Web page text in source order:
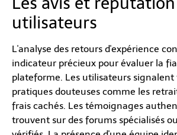
utilisateurs
L'analyse des retours d'expérience
indicateur précieux pour évaluer la
plateforme. Les utilisateurs
pratiques douteuses comme les
frais cachés. Les témoignages
trouvent sur des forums spécialisés